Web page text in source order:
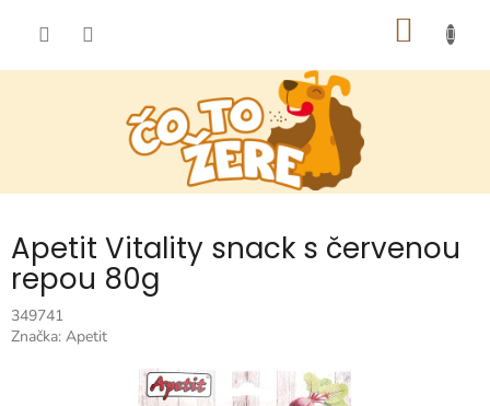
Apetit Vitality snack s červenou
repou 80g
349741
Značka: Apetit